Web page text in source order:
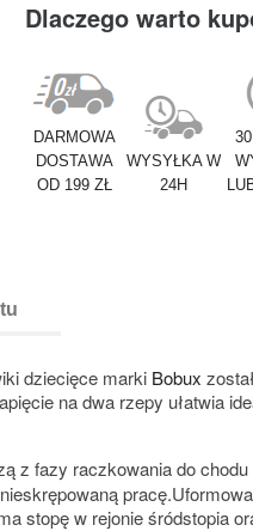
Dlaczego warto
DARMOWA
DOSTAWA
OD 199 ZŁ
WYSYŁKA W
24H
dziecięce marki Bobux
na dwa rzepy ułatwia
z fazy raczkowania do
stopę w rejonie śródstopia